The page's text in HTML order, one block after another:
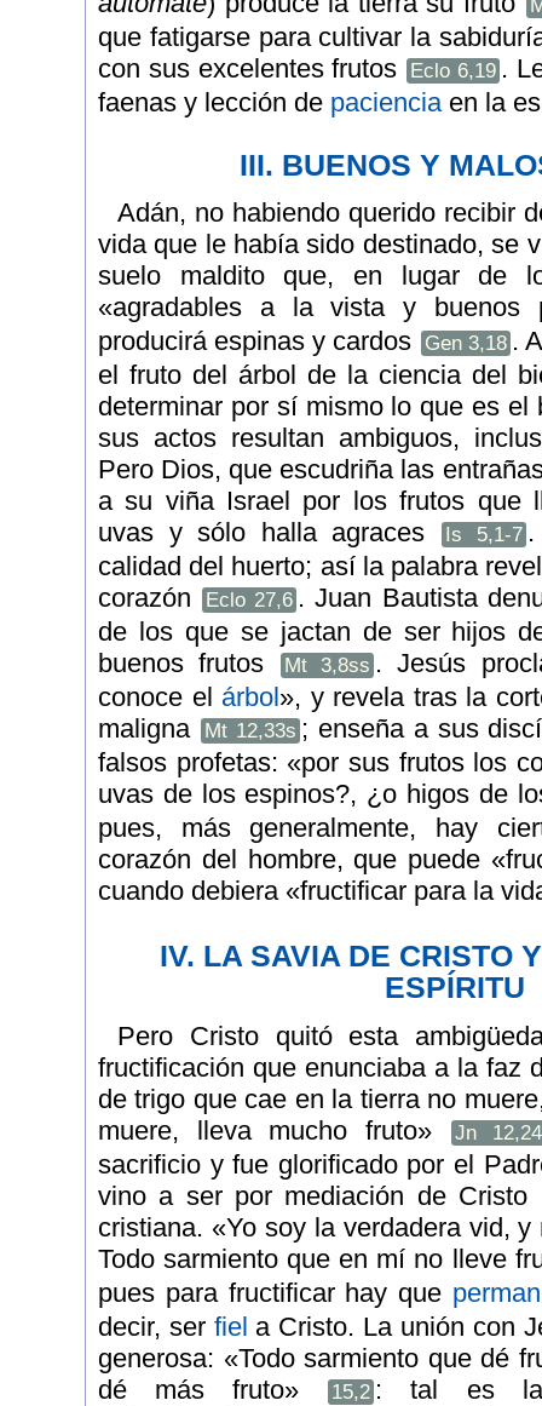
que fatigarse para cultivar la
con sus excelentes frutos
Eclo 6,19 .
faenas y lección de paciencia en la
III. BUENOS Y
Adán, no habiendo querido recibir
vida que le había sido destinado, se
suelo maldito que, en lugar de
«agradables a la vista y buenos
producirá espinas y cardos
Gen 3,18 .
el fruto del árbol de la ciencia del
determinar por sí mismo lo que es
sus actos resultan ambiguos,
Pero Dios, que escudriña las
a su viña Israel por los frutos que
uvas y sólo halla agraces
Is 5,1-7
calidad del huerto; así la palabra
corazón
Eclo 27,6 . Juan Bautista
de los que se jactan de ser hijos
buenos frutos
Mt 3,8ss . Jesús
conoce el árbol », y revela tras la
maligna
Mt 12,33s ; enseña a sus
falsos profetas: «por sus frutos los
uvas de los espinos?, ¿o higos de
pues, más generalmente, hay
corazón del hombre, que puede
cuando debiera «fructificar para la
IV. LA SAVIA DE CRISTO
ESPÍRITU
Pero Cristo quitó esta
fructificación que enunciaba a la faz
de trigo que cae en la tierra no
muere, lleva mucho fruto»
Jn 12,24
sacrificio y fue glorificado por el
vino a ser por mediación de
cristiana. «Yo soy la verdadera vid,
Todo sarmiento que en mí no lleve
pues para fructificar hay que
decir, ser fiel a Cristo. La unión con
generosa: «Todo sarmiento que dé
dé más fruto»
15,2 : tal es la